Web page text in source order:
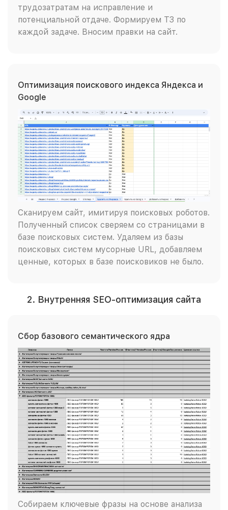
трудозатратам на исправление и
потенциальной отдаче. Формируем ТЗ по
каждой задаче. Вносим правки на сайт.
Оптимизация поискового индекса Яндекса и
Google
Сканируем сайт, имитируя поисковых роботов.
Полученный список сверяем со страницами в
базе поисковых систем. Удаляем из базы
поисковых систем мусорные URL, добавляем
ценные, которых в базе поисковиков не было.
2. Внутренняя SEO-оптимизация сайта
Сбор базового семантического ядра
Собираем ключевые фразы на основе анализа